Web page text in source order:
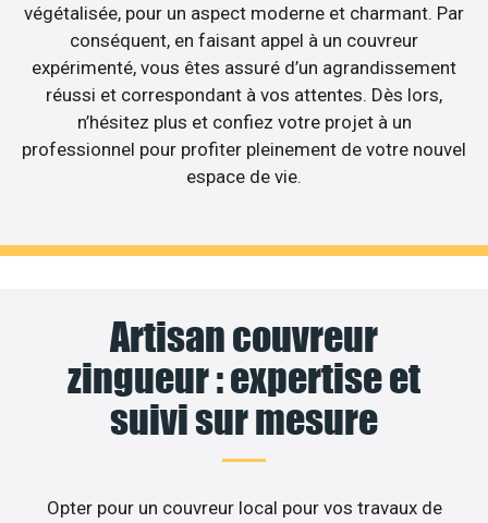
végétalisée, pour un aspect moderne et charmant. Par
conséquent, en faisant appel à un couvreur
expérimenté, vous êtes assuré d’un agrandissement
réussi et correspondant à vos attentes. Dès lors,
n’hésitez plus et confiez votre projet à un
professionnel pour profiter pleinement de votre nouvel
espace de vie.
Artisan couvreur
zingueur : expertise et
suivi sur mesure
Opter pour un couvreur local pour vos travaux de